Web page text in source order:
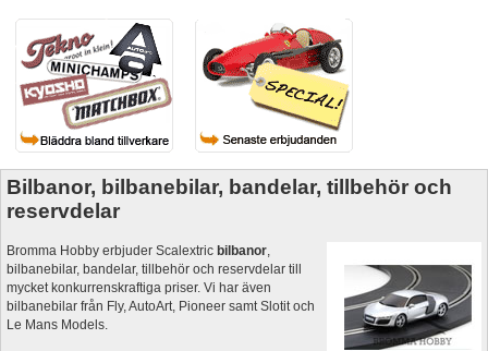
Bilbanor, bilbanebilar, bandelar, tillbehör och
reservdelar
Bromma Hobby erbjuder Scalextric bilbanor
bilbanebilar, bandelar, tillbehör och reservdelar till
mycket konkurrenskraftiga priser. Vi har även
bilbanebilar från Fly, AutoArt, Pioneer samt Slotit och
Le Mans Models.